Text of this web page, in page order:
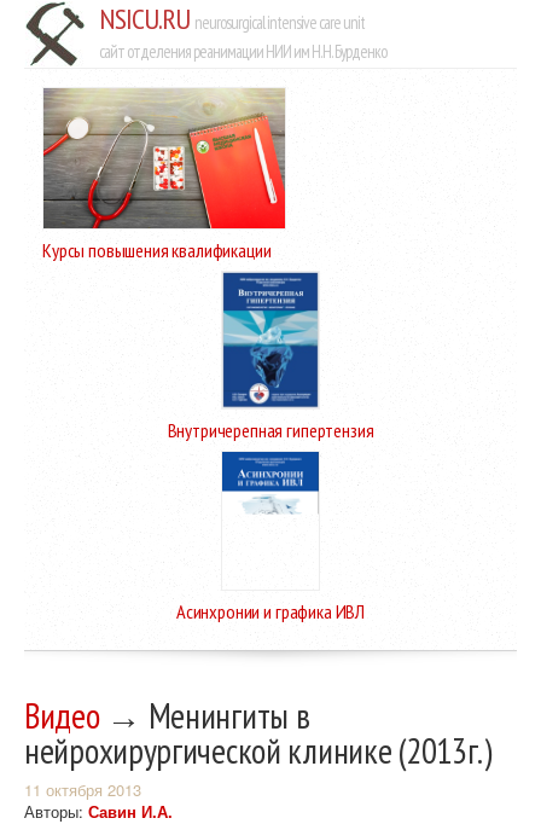
NSICU.RU neurosurgical intensive care unit
сайт отделения реанимации НИИ им Н.Н. Бурденко
Курсы повышения квалификации
Внутричерепная гипертензия
Асинхронии и графика ИВЛ
Видео→ Менингиты в
нейрохирургической клинике (2013г.)
11 октября 2013
Авторы: Савин И.А.